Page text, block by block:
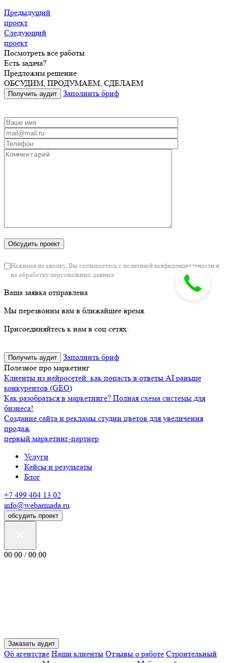
Предыдущий
проект
Следующий
проект
Посмотреть все работы
Есть задача?
Предложим решение
ОБСУДИМ, ПРОДУМАЕМ, СДЕЛАЕМ
Получить аудит Заполнить бриф
Нажимая на кнопку, Вы соглашаетесь с политикой конфиденциальности и
на обработку персональных данных
Ваша заявка отправлена
Мы перезвоним вам в ближайшее время.
Присоединяйтесь к нам в соц сетях:
Получить аудит
Заполнить бриф
Полезное про маркетинг
Клиенты из нейросетей: как попасть в ответы AI раньше
конкурентов (GEO)
Как разобраться в маркетинге? Полная схема системы для
бизнеса!
Создание сайта и рекламы студии цветов для увеличения
продаж
первый маркетинг-партнер
Услуги
Кейсы и результаты
Блог
+7 499 404 13 02
info@webarmada.ru
обсудить проект
00:00 / 00:00
Заказать аудит
Об агентстве Наши клиенты Отзывы о работе Строительный